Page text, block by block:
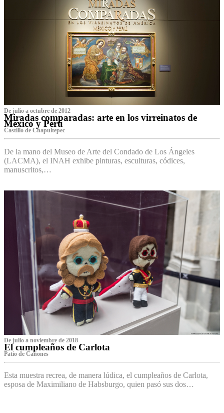
De julio a octubre de 2012
Miradas comparadas: arte en los virreinatos de
México y Perú
Castillo de Chapultepec
De la mano del Museo de Arte del Condado de Los Ángeles
(LACMA), el INAH exhibe pinturas, esculturas, códices,
manuscritos,…
De julio a noviembre de 2018
El cumpleaños de Carlota
Patio de Cañones
Esta muestra recrea, de manera lúdica, el cumpleaños de Carlota,
esposa de Maximiliano de Habsburgo, quien pasó sus dos…